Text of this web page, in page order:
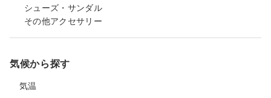
シューズ・サンダル
その他アクセサリー
気候から探す
気温